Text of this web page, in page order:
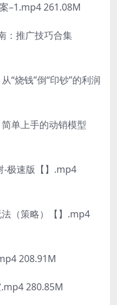
–1.mp4 261.08M
：推广技巧合集
“烧钱”倒“印钞”的利润
单上手的动销模型
-极速版【】.mp4
（策略）【】.mp4
208.91M
280.85M